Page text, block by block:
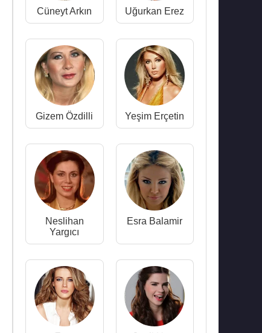
Cüneyt Arkın Uğurkan Erez
Gizem Özdilli Yeşim Erçetin
Neslihan
Yargıcı
Esra Balamir